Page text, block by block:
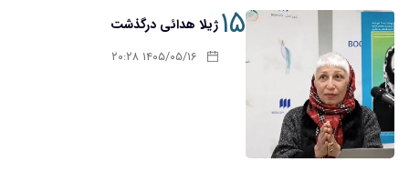
۱۵ژیلا هدائی درگذشت
۱۴۰۵/۰۵/۱۶ ۲۰:۲۸